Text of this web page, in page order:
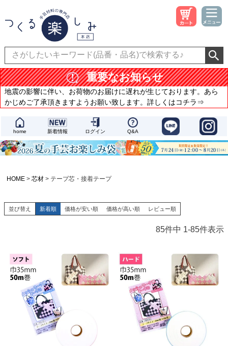
重要なお知らせ
地震の影響に伴い、お荷物のお届けに遅れが生じております。あら
かじめご了承頂きますようお願い致します。詳しくはコチラ⇒
home 新着情報 ログイン Q&A
HOME 芯材 テープ芯・接着テープ
並び替え 新着順 価格が安い順 価格が高い順 レビュー順
85件中 1-85件表示